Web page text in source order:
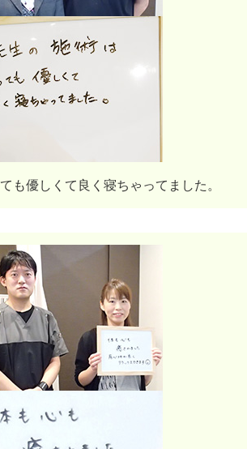
も優しくて良く寝ちゃってました。